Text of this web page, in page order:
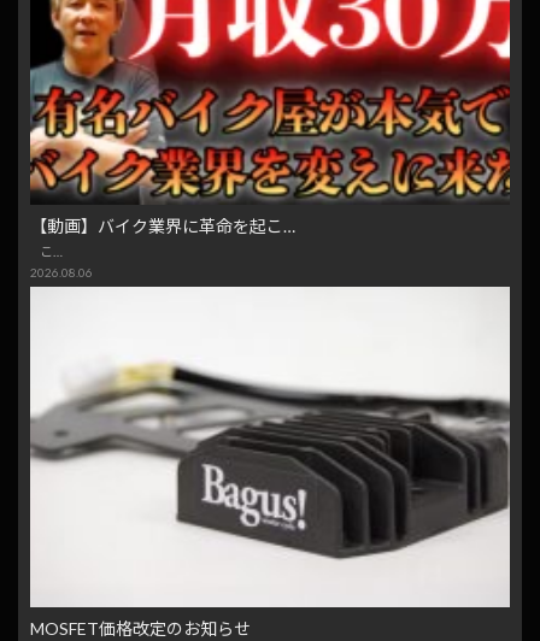
【動画】バイク業界に革命を起こ…
こ…
2026.08.06
MOSFET価格改定のお知らせ